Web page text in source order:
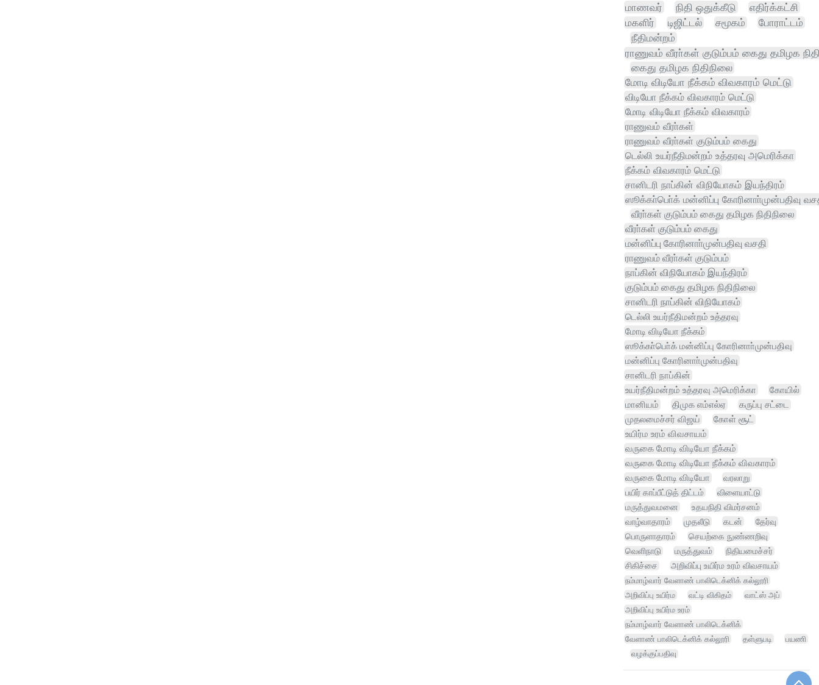
மாணவர்
நிதி ஒதுக்கீடு
எதிர்க்கட்சி
மகளிர்
டிஜிட்டல் சமூகம்
போராட்டம்
நீதிமன்றம்
ராணுவம் வீரா்கள் குடும்பம் கைது தமிழக
கைது தமிழக நிதிநிலை
மோடி விடியோ நீக்கம் விவகாரம் மெட்டு
விடியோ நீக்கம் விவகாரம் மெட்டு
மோடி விடியோ நீக்கம் விவகாரம்
ராணுவம் வீரா்கள்
ராணுவம் வீரா்கள் குடும்பம் கைது
டெல்லி உயர்நீதிமன்றம் உத்தரவு அமெரிக்கா
நீக்கம் விவகாரம் மெட்டு
சானிடரி நாப்கின் விநியோகம் இயந்திரம்
ஸூக்கா்பொ்க் மன்னிப்பு கோரினாா்முன்பதிவு
வீரா்கள் குடும்பம் கைது தமிழக நிதிநிலை
வீரா்கள் குடும்பம் கைது
மன்னிப்பு கோரினாா்முன்பதிவு வசதி
ராணுவம் வீரா்கள் குடும்பம்
நாப்கின் விநியோகம் இயந்திரம்
குடும்பம் கைது தமிழக நிதிநிலை
சானிடரி நாப்கின் விநியோகம்
டெல்லி உயர்நீதிமன்றம் உத்தரவு
மோடி விடியோ நீக்கம்
ஸூக்கா்பொ்க் மன்னிப்பு கோரினாா்முன்பதிவு
மன்னிப்பு கோரினாா்முன்பதிவு
சானிடரி நாப்கின்
உயர்நீதிமன்றம் உத்தரவு அமெரிக்கா
கோயில்
மானியம்
திமுக எம்எல்ஏ
கருப்பு சட்டை
முதலமைச்சர் விஜய்
கோள் சூட்
உயிர்ம உரம் விவசாயம்
வருகை மோடி விடியோ நீக்கம்
வருகை மோடி விடியோ நீக்கம் விவகாரம்
வருகை மோடி விடியோ
வரலாறு
பயிர் காப்பீட்டுத் திட்டம்
விளையாட்டு
மருத்துவமனை
உதயநிதி விமர்சனம்
வாழ்வாதாரம்
முதலீடு கடன் தேர்வு
பொருளாதாரம்
செயற்கை நுண்ணறிவு
வெளிநாடு
மருத்துவம்
நிதியமைச்சர்
சிகிச்சை
அறிவிப்பு உயிர்ம உரம் விவசாயம்
நம்மாழ்வார் வேளாண் பாலிடெக்னிக் கல்லூரி
அறிவிப்பு உயிர்ம
வட்டி விகிதம்
வாட்ஸ் அப்
அறிவிப்பு உயிர்ம உரம்
நம்மாழ்வார் வேளாண் பாலிடெக்னிக்
வேளாண் பாலிடெக்னிக் கல்லூரி
தள்ளுபடி பயணி
வழக்குப்பதிவு